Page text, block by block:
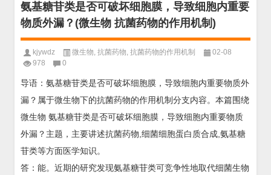
氨基糖苷类是否可破坏细胞膜，导致细胞内重要
物质外漏？(微生物 抗菌药物的作用机制)
kjywdz 微生物, 抗菌药物, 抗菌药物的作用机制
02-08
978
0
导语：氨基糖苷类是否可破坏细胞膜，导致细胞内重要物质外
漏？属于微生物下的抗菌药物的作用机制分支内容。本篇围绕
微生物 氨基糖苷类是否可破坏细胞膜，导致细胞内重要物质
外漏？主题，主要讲述抗菌药物,细菌细胞蛋白质合成,氨基糖
苷类等方面医学知识。
答：能。近期的研究发现氨基糖苷类可竞争性地取代细菌生物